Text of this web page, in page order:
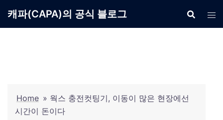
캐파(CAPA)의 공식 블로그
Home » 웍스 충전컷팅기, 이동이 많은 현장에선
시간이 돈이다